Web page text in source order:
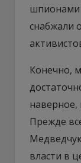
шпионами
снабжали
Конечно,
наверное,
Прежде
власти в